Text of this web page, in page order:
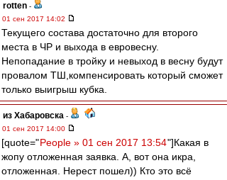
rotten -
01 сен 2017 14:02
Текущего состава достаточно для второго
места в ЧР и выхода в евровесну.
Непопадание в тройку и невыход в весну будут
провалом ТШ,компенсировать который сможет
только выигрыш кубка.
из Хабаровска -
01 сен 2017 14:00
[quote="People » 01 сен 2017 13:54"]Какая в
жопу отложенная заявка. А, вот она икра,
отложенная. Нерест пошел)) Кто это всё